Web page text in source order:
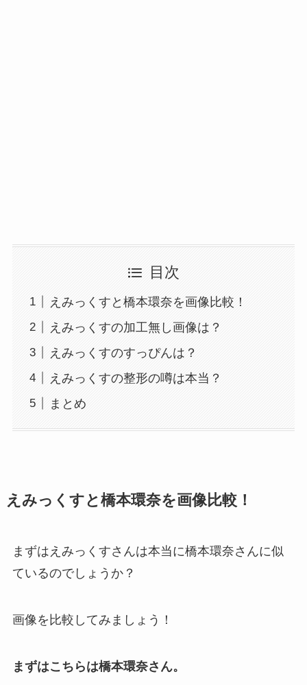
目次
えみっくすと橋本環奈を画像比較！
えみっくすの加工無し画像は？
えみっくすのすっぴんは？
えみっくすの整形の噂は本当？
まとめ
えみっくすと橋本環奈を画像比較！
まずはえみっくすさんは本当に橋本環奈さんに似
ているのでしょうか？
画像を比較してみましょう！
まずはこちらは橋本環奈さん。